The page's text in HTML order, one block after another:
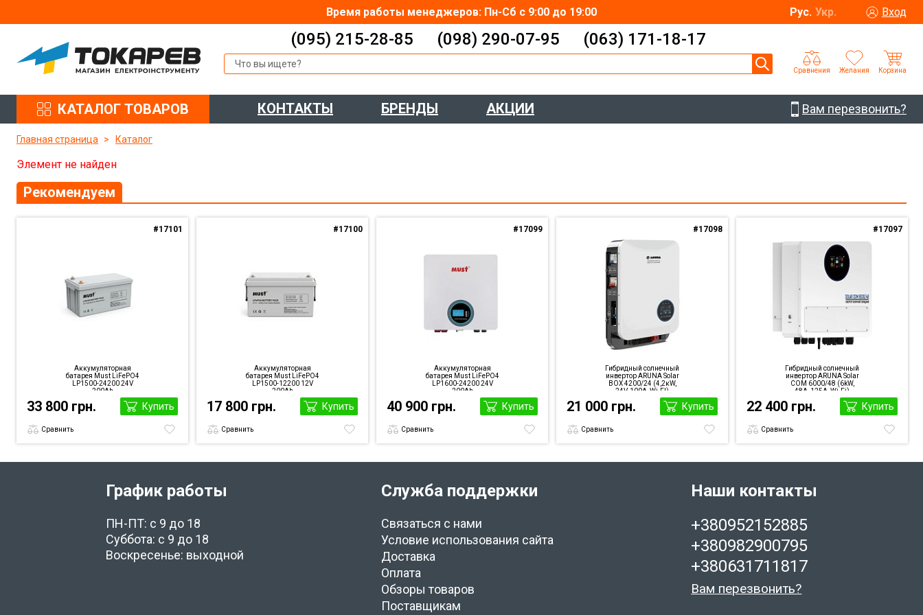
Время работы менеджеров: Пн-Сб с 9:00 до 19:00 Рус. Укр. Вход
(095) 215-28-85 (098) 290-07-95 (063) 171-18-17
Сравнения Желания Корзина
КАТАЛОГ ТОВАРОВ КОНТАКТЫ БРЕНДЫ АКЦИИ Вам перезвонить?
Главная страница Каталог
Элемент не найден
Рекомендуем
#17101
Аккумуляторная
батарея Must LiFePO4
LP1500-24200 24V
200Ah
33 800 грн. Купить
Сравнить
#17100
Аккумуляторная
батарея Must LiFePO4
LP1500-12200 12V
200Ah
17 800 грн. Купить
Сравнить
#17099
Аккумуляторная
батарея Must LiFePO4
LP1600-24200 24V
200Ah
40 900 грн. Купить
Сравнить
#17098
Гибридный солнечный
инвертор ARUNA Solar
BOX 4200/24 (4,2кW,
24V, 100A, Wi-FI)
21 000 грн. Купить
Сравнить
#17097
Гибридный солнечный
инвертор ARUNA Solar
COM 6000/48 (6kW,
48A, 125А, Wi-Fi)
22 400 грн. Купить
Сравнить
График работы
ПН-ПТ: с 9 до 18
Суббота: с 9 до 18
Воскресенье: выходной
Служба поддержки
Связаться с нами
Условие использования сайта
Доставка
Оплата
Обзоры товаров
Поставщикам
Наши контакты
+380952152885
+380982900795
+380631711817
Вам перезвонить?